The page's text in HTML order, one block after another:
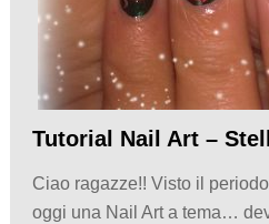
Tutorial Nail Art –
Ciao ragazze!! Visto il
oggi una Nail Art a tema…